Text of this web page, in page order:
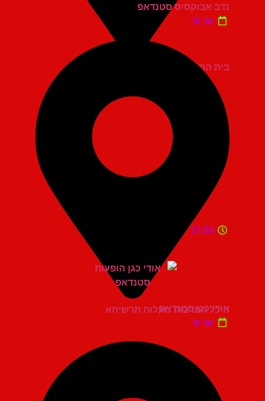
בית החייל תל אביב
נדב אבוקסיס סטנדאפ
יום ש'
היכל התרבות מעלות תרשיחא
21:30
אודי כגן סטנדאפ
יום ש'